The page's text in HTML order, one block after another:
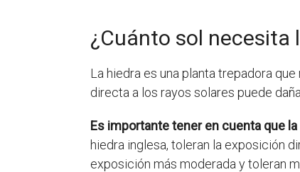
¿Cuánto sol necesita
La hiedra es una planta trepadora
directa a los rayos solares puede
Es importante tener en cuenta que
hiedra inglesa, toleran la exposición
exposición más moderada y toleran